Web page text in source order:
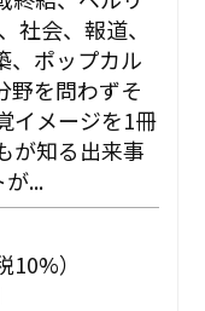
会、報道、
、ポップカル
野を問わずそ
イメージを1冊
が知る出来事
...
）